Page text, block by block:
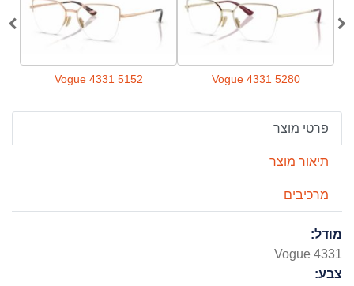
Vogue 4331 5280
Vogue 4331 5152
פרטי מוצר
תיאור מוצר
מרכיבים
מודל:
Vogue 4331
צבע: